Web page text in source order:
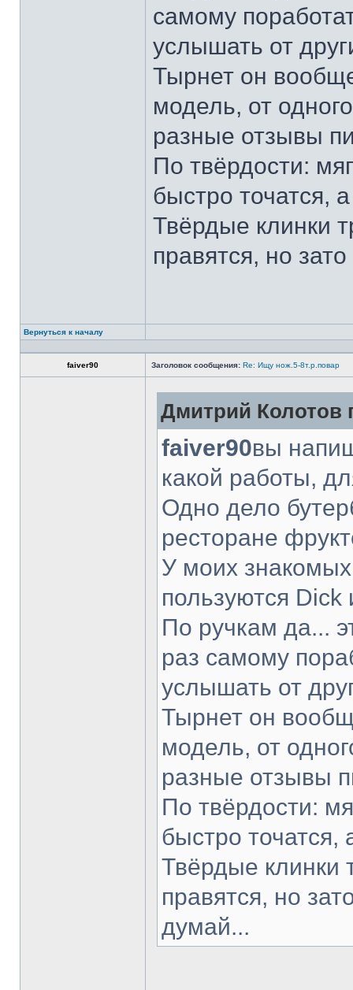
самому
услышать от
Тырнет он
модель, от
разные отзывы
По твёрдости:
быстро точатся,
Твёрдые клинки
правятся, но
Вернуться к началу
faiver90 Заголовок сообщения: Re: Ищу нож.5-8т.р.повар
Дмитрий Колотов
faiver90вы
какой работы,
Одно дело
ресторане
У моих
пользуются Dick
По ручкам да...
раз самому
услышать от
Тырнет он
модель, от
разные отзывы
По твёрдости:
быстро точатся,
Твёрдые клинки
правятся, но
думай...